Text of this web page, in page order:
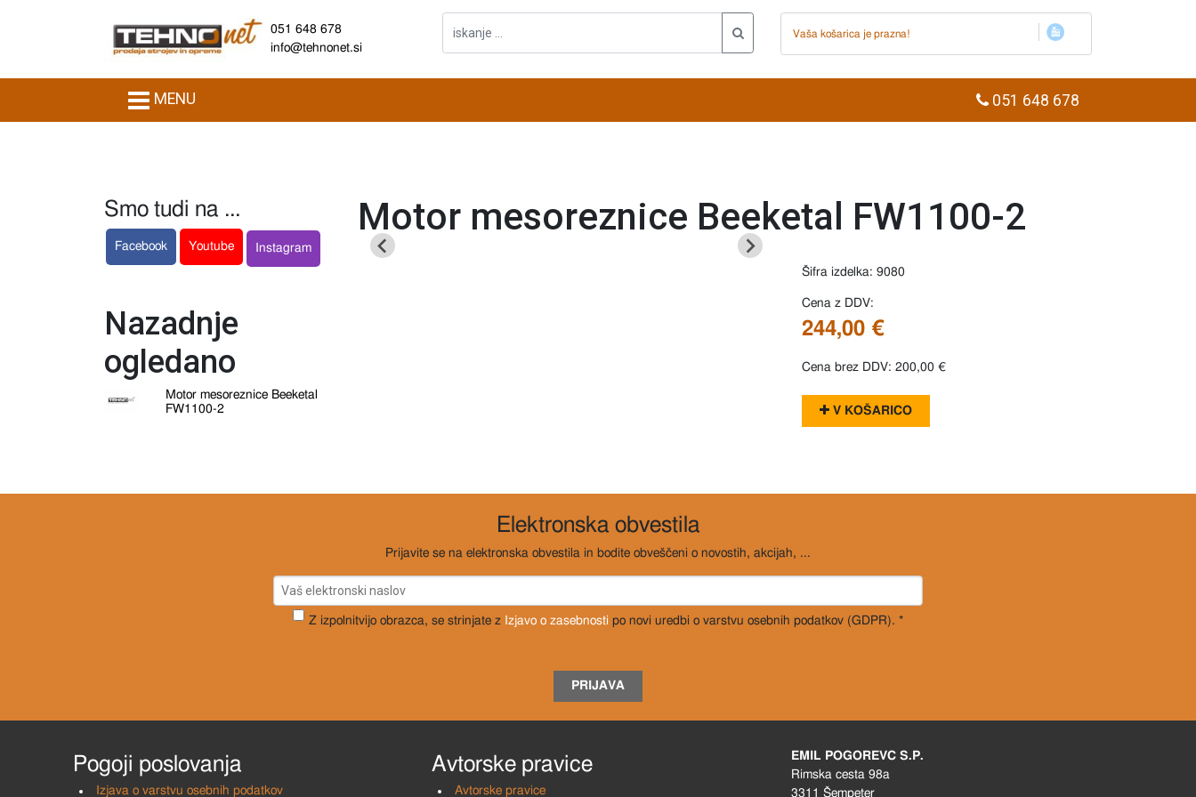
051 648 678
info@tehnonet.si
Vaša košarica je prazna!
MENU 051 648 678
Smo tudi na ...
Facebook Youtube Instagram
Nazadnje
ogledano
Motor mesoreznice Beeketal
FW1100-2
Motor mesoreznice Beeketal FW1100-2
Šifra izdelka: 9080
Cena z DDV:
244,00 €
Cena brez DDV: 200,00 €
V KOŠARICO
Elektronska obvestila
Prijavite se na elektronska obvestila in bodite obveščeni o novostih, akcijah, ...
Z izpolnitvijo obrazca, se strinjate z Izjavo o zasebnosti po novi uredbi o varstvu osebnih podatkov (GDPR). *
PRIJAVA
Pogoji poslovanja
Izjava o varstvu osebnih podatkov
Avtorske pravice
Avtorske pravice
EMIL POGOREVC S.P.
Rimska cesta 98a
3311 Šempeter